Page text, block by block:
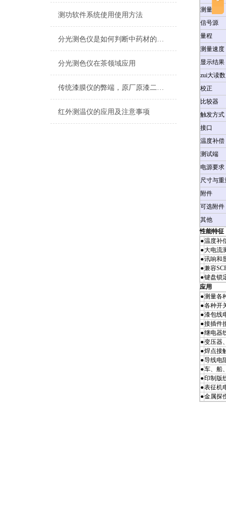
测功软件系统使用使用方法
分光测色仪是如何判断中药材的真假
分光测色仪在茶领域应用
传统漆膜仪的弊端，原厂原漆二手车未必是真
红外测温仪的应用及注意事项
测量范围
信号源
量程
测量速度
显示结果
zui大读数
校正
比较器
触发方式
接口
温度补偿
测试端
电源要求
尺寸与重
附件
可选附件
其他
性能特征
●温度补
●大电流
●讯响和
●兼容
●键盘锁
应用
●测量各
●各种开
●漆包线
●接插件
●继电器
●变压器
●焊点接
●导线电
●车、船
●印制版
●表征机
●金属探